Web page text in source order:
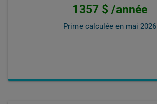
1357 $ /année
Prime calculée en mai 2026